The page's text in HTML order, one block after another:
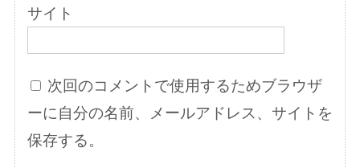
サイト
次回のコメントで使用するためブラウザ
ーに自分の名前、メールアドレス、サイトを
保存する。